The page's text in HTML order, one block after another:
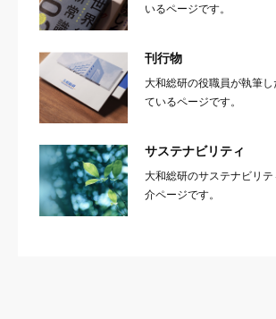
いるページです。
刊行物
大和総研の役職員が執筆
ているページです。
サステナビリティ
大和総研のサステナビリ
介ページです。